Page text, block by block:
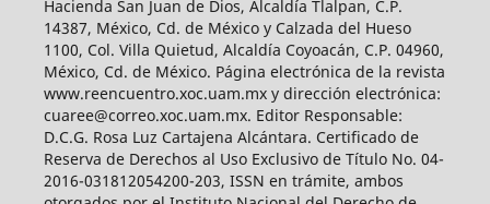
Hacienda San Juan de Dios, Alcaldía Tlalpan, C.P.
14387, México, Cd. de México y Calzada del Hueso
1100, Col. Villa Quietud, Alcaldía Coyoacán, C.P. 04960,
México, Cd. de México. Página electrónica de la revista
www.reencuentro.xoc.uam.mx y dirección electrónica:
cuaree@correo.xoc.uam.mx. Editor Responsable:
D.C.G. Rosa Luz Cartajena Alcántara. Certificado de
Reserva de Derechos al Uso Exclusivo de Título No. 04-
2016-031812054200-203, ISSN en trámite, ambos